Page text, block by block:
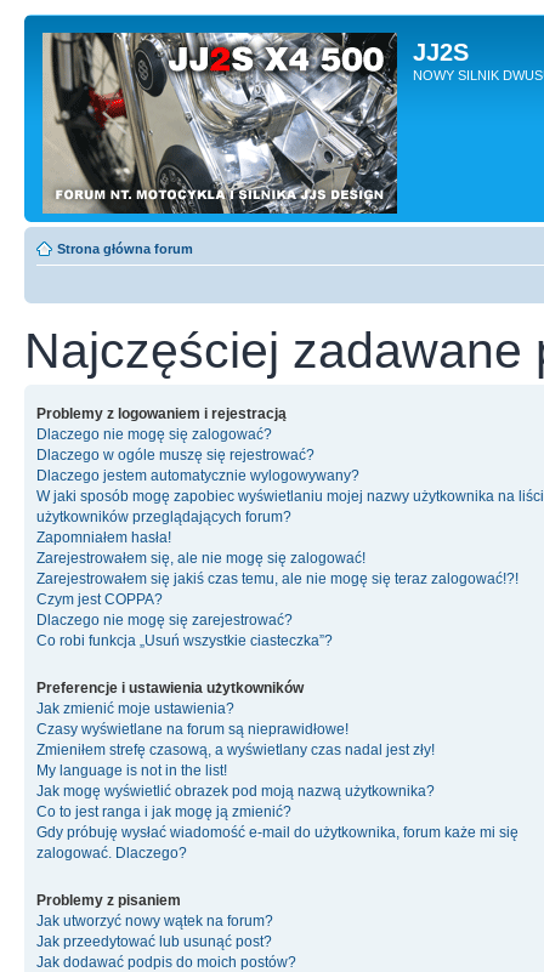
JJ2S
NOWY SILNIK
Strona główna forum
Najczęściej zadawane
Problemy z logowaniem i rejestracją
Dlaczego nie mogę się zalogować?
Dlaczego w ogóle muszę się rejestrować?
Dlaczego jestem automatycznie wylogowywany?
W jaki sposób mogę zapobiec wyświetlaniu mojej nazwy użytkownika na
użytkowników przeglądających forum?
Zapomniałem hasła!
Zarejestrowałem się, ale nie mogę się zalogować!
Zarejestrowałem się jakiś czas temu, ale nie mogę się teraz zalogować!?!
Czym jest COPPA?
Dlaczego nie mogę się zarejestrować?
Co robi funkcja „Usuń wszystkie ciasteczka”?
Preferencje i ustawienia użytkowników
Jak zmienić moje ustawienia?
Czasy wyświetlane na forum są nieprawidłowe!
Zmieniłem strefę czasową, a wyświetlany czas nadal jest zły!
My language is not in the list!
Jak mogę wyświetlić obrazek pod moją nazwą użytkownika?
Co to jest ranga i jak mogę ją zmienić?
Gdy próbuję wysłać wiadomość e-mail do użytkownika, forum każe mi się
zalogować. Dlaczego?
Problemy z pisaniem
Jak utworzyć nowy wątek na forum?
Jak przeedytować lub usunąć post?
Jak dodawać podpis do moich postów?